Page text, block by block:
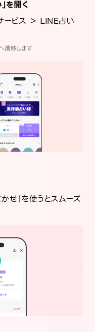
を開く
ービス ＞ LINE占い
遷移します
せ」を使うとスムーズ